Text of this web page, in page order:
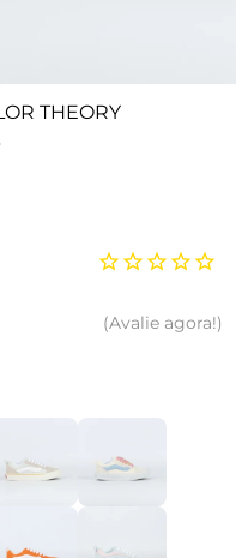
THEORY
Avalie agora!